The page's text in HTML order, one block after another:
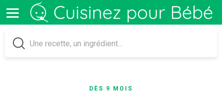
DÈS 9 MOIS